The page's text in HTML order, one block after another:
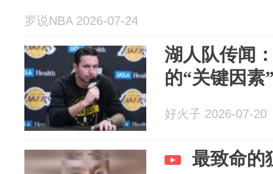
罗说NBA 2026-07-24
湖人队传闻
的“关键因素
好火子 2026-07-20
最致命的